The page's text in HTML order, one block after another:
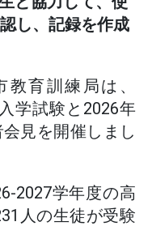
し、記録を作成
育訓練局は、
学試験と2026年
見を開催しまし
2027学年度の高
人の生徒が受験